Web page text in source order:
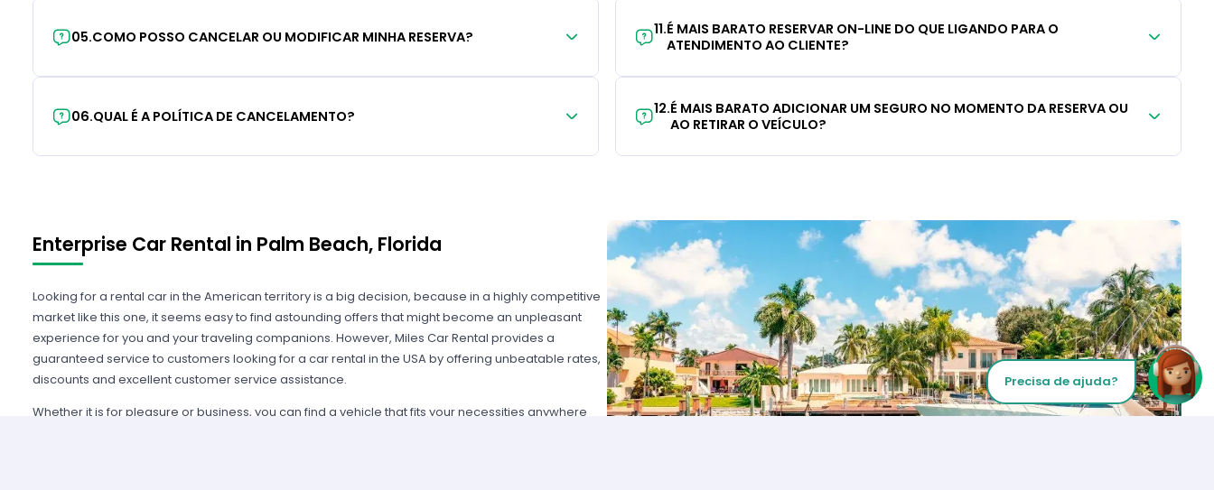
05.COMO POSSO CANCELAR OU MODIFICAR MINHA RESERVA?
06.QUAL É A POLÍTICA DE CANCELAMENTO?
11.É MAIS BARATO RESERVAR ON-LINE DO QUE LIGANDO PARA O
ATENDIMENTO AO CLIENTE?
12.É MAIS BARATO ADICIONAR UM SEGURO NO MOMENTO DA RESERVA OU
AO RETIRAR O VEÍCULO?
Precisa de ajuda?
Enterprise Car Rental in Palm Beach, Florida
Looking for a rental car in the American territory is a big decision, because in a highly competitive
market like this one, it seems easy to find astounding offers that might become an unpleasant
experience for you and your traveling companions. However, Miles Car Rental provides a
guaranteed service to customers looking for a car rental in the USA by offering unbeatable rates,
discounts and excellent customer service assistance.
Whether it is for pleasure or business, you can find a vehicle that fits your necessities anywhere